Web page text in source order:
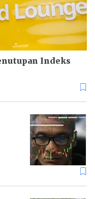
Indeks